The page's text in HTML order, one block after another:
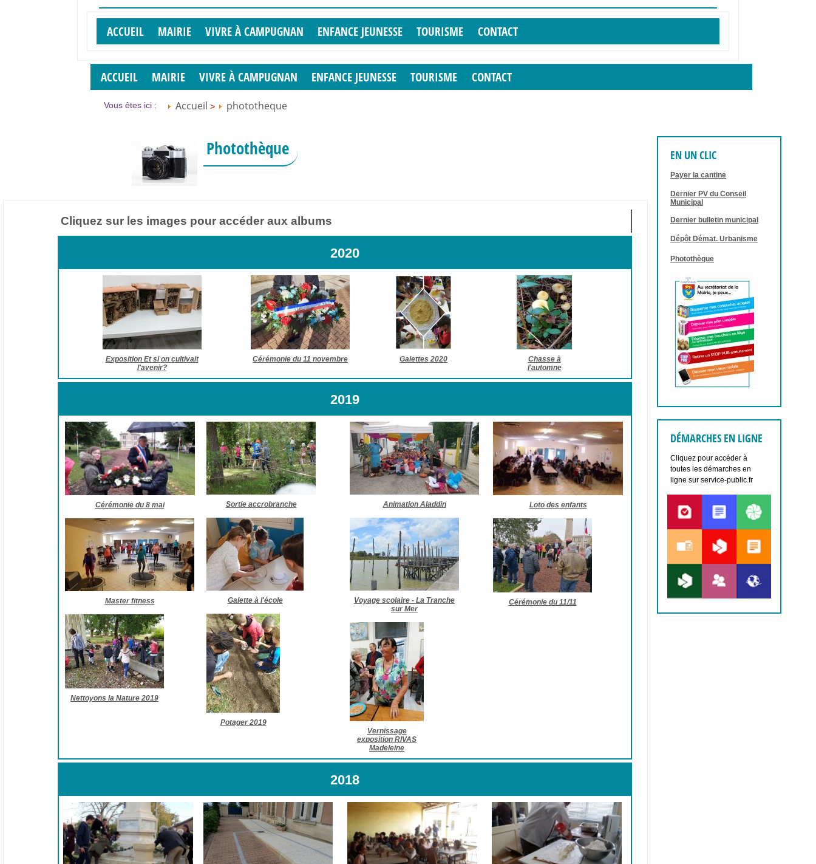
ACCUEIL MAIRIE VIVRE À CAMPUGNAN ENFANCE JEUNESSE TOURISME CONTACT
ACCUEIL MAIRIE VIVRE À CAMPUGNAN ENFANCE JEUNESSE TOURISME CONTACT
Vous êtes ici : Accueil > phototheque
Photothèque
Cliquez sur les images pour accéder aux albums
2020
Exposition Et si on cultivait
l'avenir?
Cérémonie du 11 novembre Galettes 2020
Chasse à
l'automne
2019
Cérémonie du 8 mai
Master fitness
Nettoyons la Nature 2019
Sortie accrobranche
Galette à l'école
Potager 2019
Animation Aladdin
Voyage scolaire - La Tranche
sur Mer
Vernissage
exposition RIVAS
Madeleine
Loto des enfants
Cérémonie du 11/11
2018
EN UN CLIC
Payer la cantine
Dernier PV du Conseil
Municipal
Dernier bulletin municipal
Dépôt Démat. Urbanisme
Photothèque
DÉMARCHES EN LIGNE
Cliquez pour accéder à
toutes les démarches en
ligne sur service-public.fr